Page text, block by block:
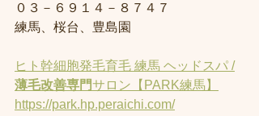
０３－６９１４－８７４７
練馬、桜台、豊島園
ヒト幹細胞発毛育毛 練馬 ヘッドスパ /
薄毛改善専門サロン【PARK練馬】
https://park.hp.peraichi.com/